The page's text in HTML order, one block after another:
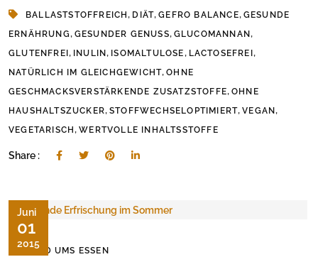
BALLASTSTOFFREICH, DIÄT,GEFRO BALANCE, GESUNDE
ERNÄHRUNG, GESUNDER GENUSS, GLUCOMANNAN,
GLUTENFREI , INULIN, ISOMALTULOSE, LACTOSEFREI ,
NATÜRLICH IM GLEICHGEWICHT,OHNE
GESCHMACKSVERSTÄRKENDE ZUSATZSTOFFE,OHNE
HAUSHALTSZUCKER, STOFFWECHSELOPTIMIERT,VEGAN,
VEGETARISCH,WERTVOLLE INHALTSSTOFFE
Share :
Juni
01
2015
RUND UMS ESSEN